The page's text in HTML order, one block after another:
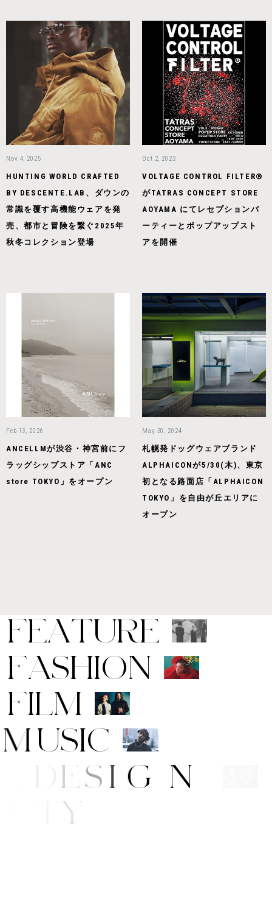
Nov 4, 2025
HUNTING WORLD CRAFTED
BY DESCENTE.LAB、ダウンの
常識を覆す高機能ウェアを発
売、都市と冒険を繋ぐ2025年
秋冬コレクション登場
Oct 2, 2023
VOLTAGE CONTROL FILTER®
がTATRAS CONCEPT STORE
AOYAMA にてレセプションパ
ーティーとポップアップスト
アを開催
Feb 13, 2026
ANCELLMが渋谷・神宮前にフ
ラッグシップストア「ANC
store TOKYO」をオープン
May 30, 2024
札幌発ドッグウェアブランド
ALPHAICONが5/30(木)、東京
初となる路面店「ALPHAICON
TOKYO」を自由が丘エリアに
オープン
FEATURE
FASHION
FILM
MUSIC
T/D ES GN
AU